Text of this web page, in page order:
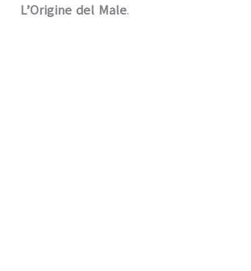
L’Origine del Male.